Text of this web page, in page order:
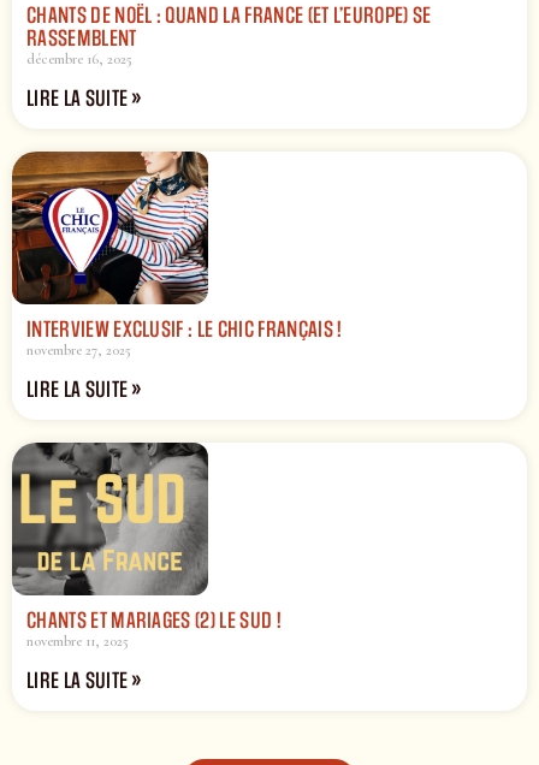
CHANTS DE NOËL : QUAND LA FRANCE (ET L’EUROPE) SE
RASSEMBLENT
décembre 16, 2025
LIRE LA SUITE »
INTERVIEW EXCLUSIF : LE CHIC FRANÇAIS !
novembre 27, 2025
LIRE LA SUITE »
CHANTS ET MARIAGES (2) LE SUD !
novembre 11, 2025
LIRE LA SUITE »